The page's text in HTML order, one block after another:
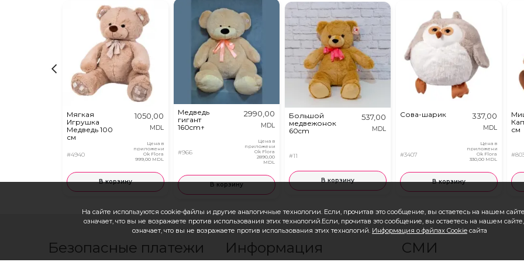
На сайте используются cookie-файлы и другие аналогичные технологии. Если, прочитав это сообщение, вы остаетесь на нашем
означает, что вы не возражаете против использования этих технологий.Если, прочитав это сообщение, вы остаетесь на нашем сайте,
означает, что вы не возражаете против использования этих технологий. Информация о файлах Cookie сайта
Мягкая
Игрушка
Медведь 100
см
#4940
1050,00
MDL
Цена в
приложении
Ok Flora
999,00 MDL
В корзину
Медведь
гигант
160cm↑
#966
2990,00
MDL
Цена в
приложении
Ok Flora
2890,00
MDL
В корзину
Большой
медвежонок
60cm
#11
537,00
MDL
В корзину
Сова-шарик
#3407
337,00
MDL
Цена в
приложении
Ok Flora
330,00 MDL
В корзину
см
Безопасные платежи
Информация СМИ